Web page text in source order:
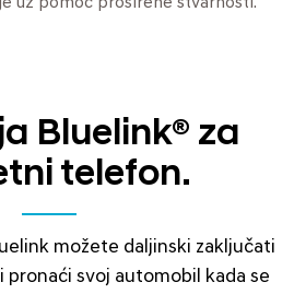
Bluelink® za
telefon.
možete daljinski zaključati
svoj automobil kada se